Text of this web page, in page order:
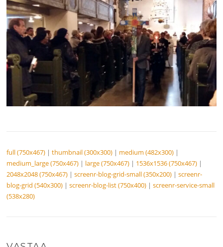
full (750x467) |thumbnail (300x300) | medium (482x300) |
medium_large (750x467) | large (750x467) | 1536x1536 (750x467) |
2048x2048 (750x467) |screenr-blog-grid-small (350x200) |screenr-
blog-grid (540x300) |screenr-blog-list (750x400) |screenr-service-small
(538x280)